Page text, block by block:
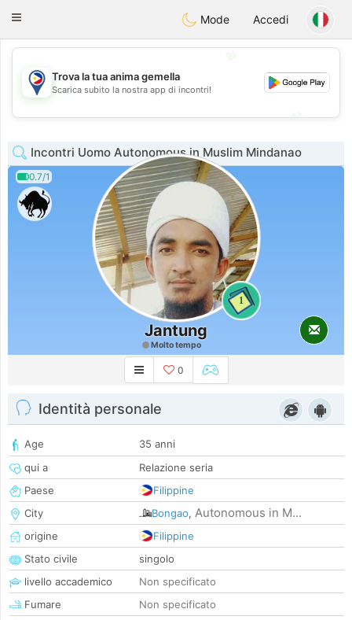
PhilippinesChat
Toggle
Mode Accedi
💖
💕
Trova la tua anima gemella
Scarica subito la nostra app di incontri!
Incontri Uomo Autonomous in Muslim Mindanao
0.7/1
1
Jantung
Molto tempo
0
Identità personale
Age
35 anni
qui a
Relazione seria
Paese
Filippine
City
Bongao, Autonomous in M...
origine
Filippine
Stato civile
singolo
livello accademico
Non specificato
Fumare
Non specificato